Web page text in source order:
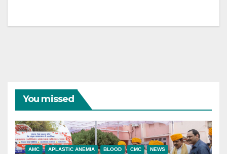
You missed
AMC APLASTIC ANEMIA BLOOD CMC NEWS